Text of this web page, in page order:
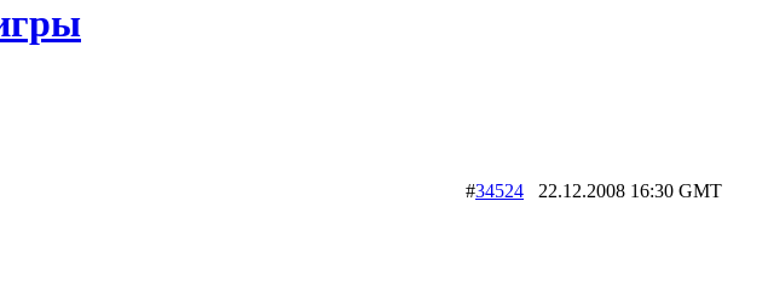
#34524 22.12.2008 16:30 GMT